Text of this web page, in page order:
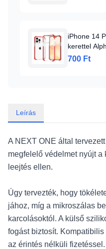
iPhone 14
kerettel
700 Ft
Leírás
A NEXT ONE által
megfelelő védelmet nyújt
leejtés ellen.
Úgy tervezték, hogy
jához, míg a mikroszálas
karcolásoktól. A külső
fogást biztosít.
az érintés nélküli